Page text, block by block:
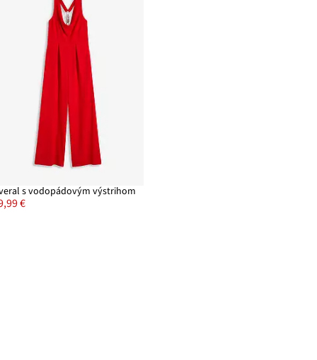
s vodopádovým výstrihom
€